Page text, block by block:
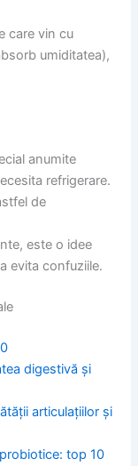
care vin cu
umiditatea),
anumite
refrigerare.
de
este o idee
evita confuziile.
digestivă și
articulațiilor și
top 10